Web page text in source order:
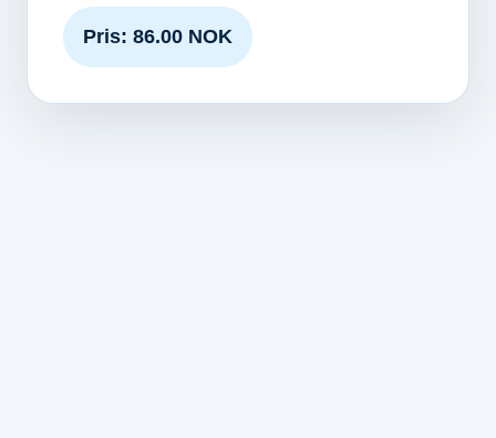
Pris: 86.00 NOK